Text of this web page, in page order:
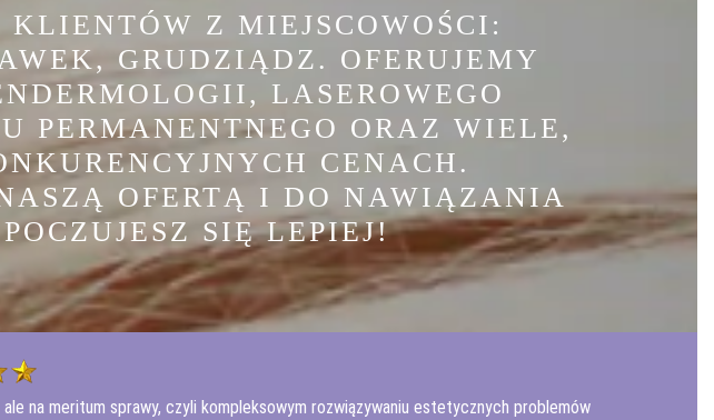
Z MIEJSCOWOŚCI:
GRUDZIĄDZ. OFERUJEMY
LASEROWEGO
PERMANENTNEGO ORAZ WIELE,
CENACH.
OFERTĄ I DO NAWIĄZANIA
SIĘ LEPIEJ!
na meritum sprawy, czyli kompleksowym rozwiązywaniu estetycznych problemów